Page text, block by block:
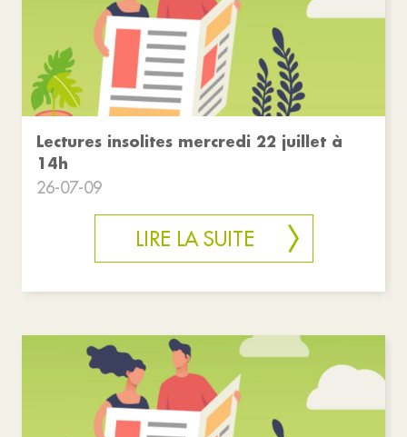
Lectures insolites mercredi 22 juillet à
14h
26-07-09
LIRE LA SUITE